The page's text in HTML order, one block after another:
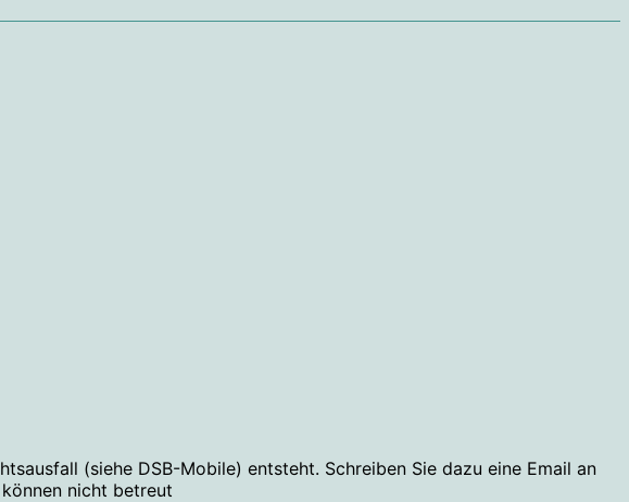
(siehe DSB-Mobile) entsteht. Schreiben Sie dazu eine Email an
nicht betreut